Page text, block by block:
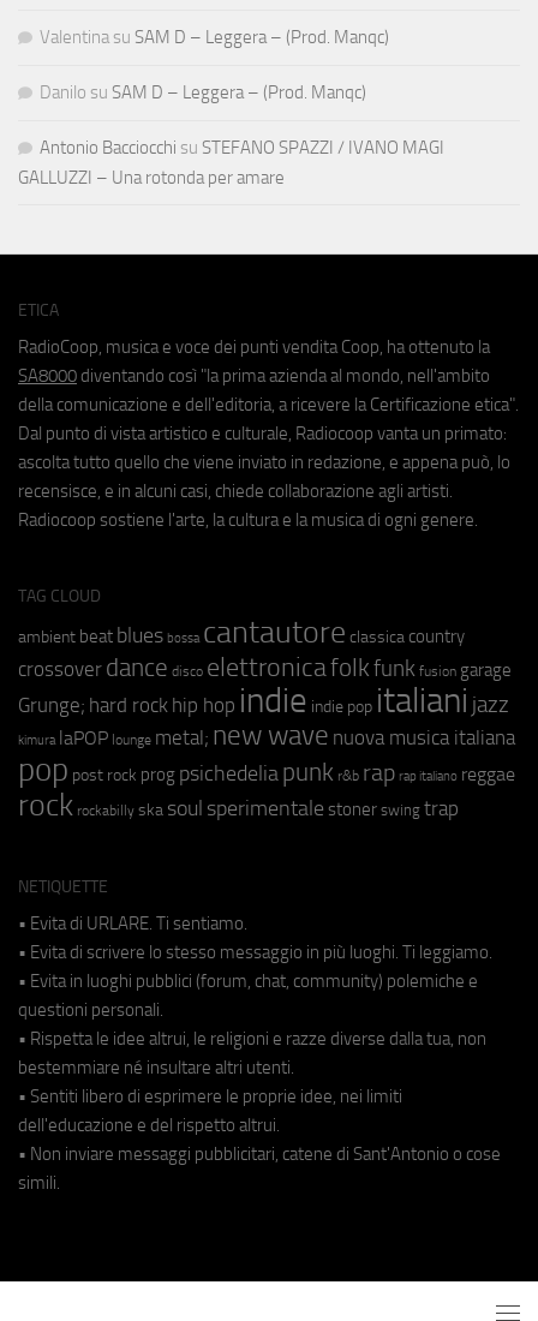
Valentina su SAM D – Leggera – (Prod. Manqc)
Danilo su SAM D – Leggera – (Prod. Manqc)
Antonio Bacciocchi su STEFANO SPAZZI / IVANO MAGI
GALLUZZI – Una rotonda per amare
ETICA
RadioCoop, musica e voce dei punti vendita Coop, ha ottenuto la
SA8000 diventando così "la prima azienda al mondo, nell'ambito
della comunicazione e dell'editoria, a ricevere la Certificazione etica".
Dal punto di vista artistico e culturale, Radiocoop vanta un primato:
ascolta tutto quello che viene inviato in redazione, e appena può, lo
recensisce, e in alcuni casi, chiede collaborazione agli artisti.
Radiocoop sostiene l'arte, la cultura e la musica di ogni genere.
TAG CLOUD
ambient beat blues bossa cantautore classica country
crossover dance disco elettronicafolkfunk fusion garage
Grunge; hard rock hip hop indie indie pop italiani jazz
kimura laPOP lounge metal; new wave nuova musica italiana
pop post rock prog psichedeliapunk r&b rap rap italiano reggae
rock rockabilly ska soul sperimentale stoner swing trap
NETIQUETTE
• Evita di URLARE. Ti sentiamo.
• Evita di scrivere lo stesso messaggio in più luoghi. Ti leggiamo.
• Evita in luoghi pubblici (forum, chat, community) polemiche e
questioni personali.
• Rispetta le idee altrui, le religioni e razze diverse dalla tua, non
bestemmiare né insultare altri utenti.
• Sentiti libero di esprimere le proprie idee, nei limiti
dell'educazione e del rispetto altrui.
• Non inviare messaggi pubblicitari, catene di Sant'Antonio o cose
simili.